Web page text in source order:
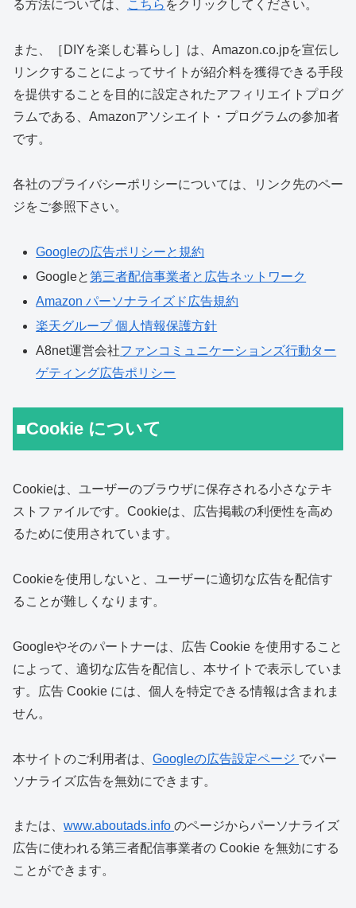
る方法については、 こちら をクリックしてください。
また、［DIYを楽しむ暮らし］は、Amazon.co.jpを宣伝し
リンクすることによってサイトが紹介料を獲得できる手段
を提供することを目的に設定されたアフィリエイトプログ
ラムである、Amazonアソシエイト・プログラムの参加者
です。
各社のプライバシーポリシーについては、リンク先のペー
ジをご参照下さい。
Googleの広告ポリシーと規約
Googleと第三者配信事業者と広告ネットワーク
Amazon パーソナライズド広告規約
楽天グループ 個人情報保護方針
A8net運営会社ファンコミュニケーションズ行動ター
ゲティング広告ポリシー
■Cookie について
Cookieは、ユーザーのブラウザに保存される小さなテキ
ストファイルです。Cookieは、広告掲載の利便性を高め
るために使用されています。
Cookieを使用しないと、ユーザーに適切な広告を配信す
ることが難しくなります。
Googleやそのパートナーは、広告 Cookie を使用すること
によって、適切な広告を配信し、本サイトで表示していま
す。広告 Cookie には、個人を特定できる情報は含まれま
せん。
本サイトのご利用者は、 Googleの広告設定ページ でパー
ソナライズ広告を無効にできます。
または、 www.aboutads.info のページからパーソナライズ
広告に使われる第三者配信事業者の Cookie を無効にする
ことができます。